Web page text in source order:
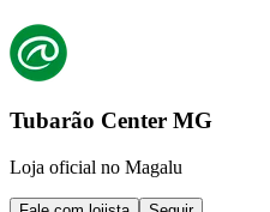
Tubarão Center MG
Loja oficial no Magalu